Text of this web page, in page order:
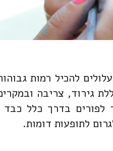
להכיל רמות
גירוד, צריבה
לפורים בדרך כלל
לתופעות דומות.